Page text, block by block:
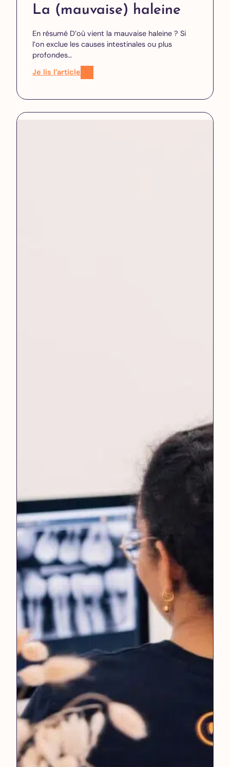
La (mauvaise) haleine
En résumé D’où vient la mauvaise haleine ? Si
l’on exclue les causes intestinales ou plus
profondes…
Je lis l’article